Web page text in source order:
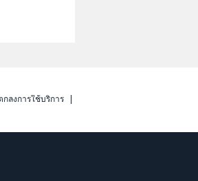
กลงการใช้บริการ